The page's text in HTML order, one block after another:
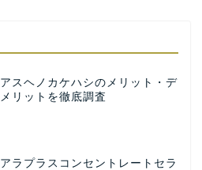
アスヘノカケハシのメリット・デ
メリットを徹底調査
アラプラスコンセントレートセラ